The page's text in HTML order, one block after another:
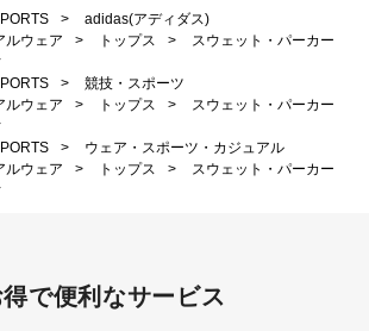
>
adidas(アディダス)
ルウェア > トップス >
スウェット・パーカー
>
競技・スポーツ
ルウェア > トップス >
スウェット・パーカー
>
ウェア・スポーツ・カジュアル
ルウェア > トップス >
スウェット・パーカー
得で便利なサービス